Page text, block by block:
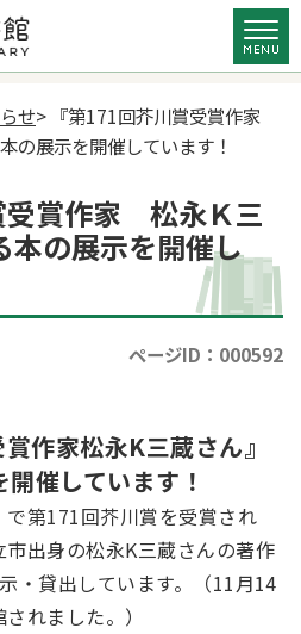
せ> 『第171回芥川賞受賞作家
の展示を開催しています！
受賞作家 松永Ｋ三
本の展示を開催し
ページID：000592
作家松永K三蔵さん』
催しています！
で第171回芥川賞を受賞され
出身の松永K三蔵さんの著作
・貸出しています。（11月14
れました。）